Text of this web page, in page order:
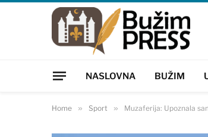
NASLOVNA BUŽIM
Home » Sport » Muzaferija: Upoznala